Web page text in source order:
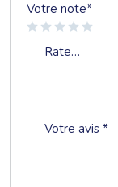
Votre note*